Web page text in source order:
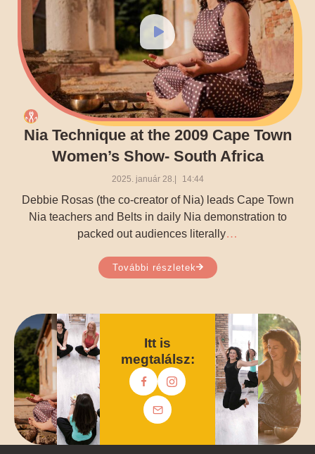
Nia Technique at the 2009 Cape Town
Women’s Show- South Africa
2025. január 28. 14:44
Debbie Rosas (the co-creator of Nia) leads Cape Town
Nia teachers and Belts in daily Nia demonstration to
packed out audiences literally…
További részletek
Itt is
megtalálsz: